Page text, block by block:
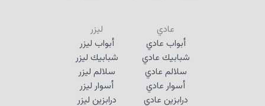
عادي
أبواب عادي
شبابيك عادي
سلالم عادي
أسوار عادي
درابزين عادي
ليزر
أبواب ليزر
شبابيك ليزر
سلالم ليزر
أسوار ليزر
درابزين ليزر